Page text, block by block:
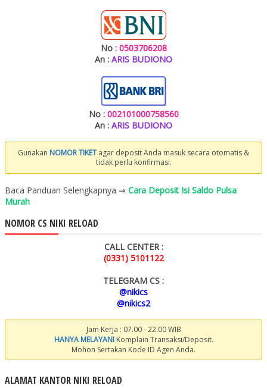
No : 0503706208
An : ARIS BUDIONO
No : 002101000758560
An : ARIS BUDIONO
Gunakan NOMOR TIKET agar deposit Anda masuk secara otomatis &
tidak perlu konfirmasi.
Baca Panduan Selengkapnya ⇒ Cara Deposit Isi Saldo Pulsa
Murah
NOMOR CS NIKI RELOAD
CALL CENTER :
(0331) 5101122
TELEGRAM CS :
@nikics
@nikics2
Jam Kerja : 07.00 - 22.00 WIB
HANYA MELAYANIKomplain Transaksi/Deposit.
Mohon Sertakan Kode ID Agen Anda.
ALAMAT KANTOR NIKI RELOAD